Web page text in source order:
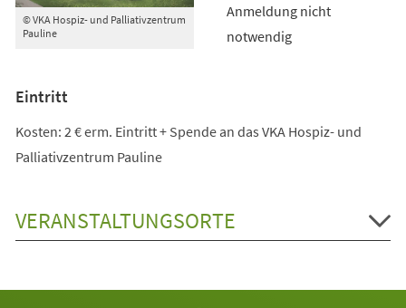
© VKA Hospiz- und Palliativzentrum
Pauline
Anmeldung nicht
notwendig
Eintritt
Kosten: 2 € erm. Eintritt + Spende an das VKA Hospiz- und
Palliativzentrum Pauline
VERANSTALTUNGSORTE